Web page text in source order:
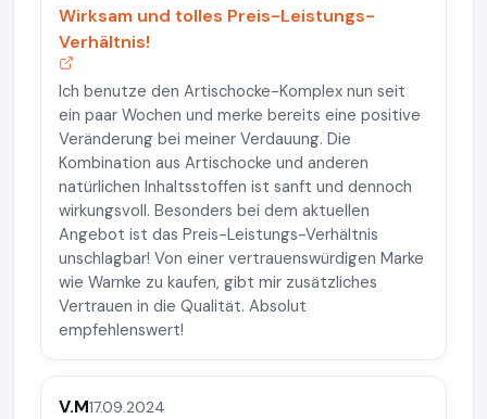
Wirksam und tolles Preis-Leistungs-
Verhältnis!
Ich benutze den Artischocke-Komplex nun seit
ein paar Wochen und merke bereits eine positive
Veränderung bei meiner Verdauung. Die
Kombination aus Artischocke und anderen
natürlichen Inhaltsstoffen ist sanft und dennoch
wirkungsvoll. Besonders bei dem aktuellen
Angebot ist das Preis-Leistungs-Verhältnis
unschlagbar! Von einer vertrauenswürdigen Marke
wie Warnke zu kaufen, gibt mir zusätzliches
Vertrauen in die Qualität. Absolut
empfehlenswert!
V.M17.09.2024